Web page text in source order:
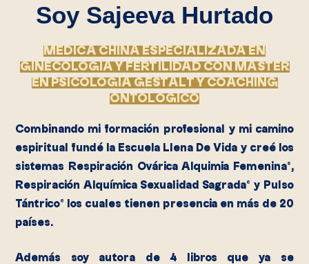
Soy Sajeeva Hurtado
MÉDICA CHINA ESPECIALIZADA EN
GINECOLOGÍA Y FERTILIDAD CON MASTER
EN PSICOLOGÍA GESTALT Y COACHING
ONTOLÓGICO
Combinando mi formación profesional y mi camino
espiritual fundé la Escuela Llena De Vida y creé los
sistemas Respiración Ovárica Alquimia Femenina®,
Respiración Alquímica Sexualidad Sagrada® y Pulso
Tántrico® los cuales tienen presencia en más de 20
países.
Además soy autora de 4 libros que ya se